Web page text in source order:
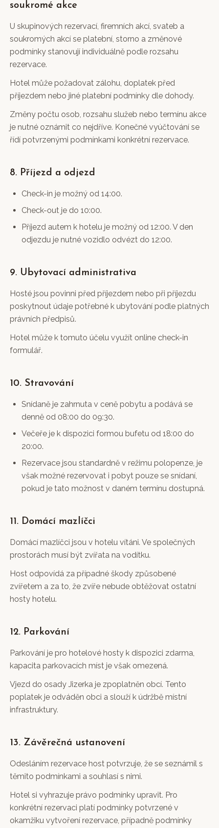
soukromé akce
U skupinových rezervací, firemních akcí, svateb a
soukromých akcí se platební, storno a změnové
podmínky stanovují individuálně podle rozsahu
rezervace.
Hotel může požadovat zálohu, doplatek před
příjezdem nebo jiné platební podmínky dle dohody.
Změny počtu osob, rozsahu služeb nebo termínu akce
je nutné oznámit co nejdříve. Konečné vyúčtování se
řídí potvrzenými podmínkami konkrétní rezervace.
8. Příjezd a odjezd
Check-in je možný od 14:00.
Check-out je do 10:00.
Příjezd autem k hotelu je možný od 12:00. V den
odjezdu je nutné vozidlo odvézt do 12:00.
9. Ubytovací administrativa
Hosté jsou povinni před příjezdem nebo při příjezdu
poskytnout údaje potřebné k ubytování podle platných
právních předpisů.
Hotel může k tomuto účelu využít online check-in
formulář.
10. Stravování
Snídaně je zahrnuta v ceně pobytu a podává se
denně od 08:00 do 09:30.
Večeře je k dispozici formou bufetu od 18:00 do
20:00.
Rezervace jsou standardně v režimu polopenze, je
však možné rezervovat i pobyt pouze se snídaní,
pokud je tato možnost v daném termínu dostupná.
11. Domácí mazlíčci
Domácí mazlíčci jsou v hotelu vítáni. Ve společných
prostorách musí být zvířata na vodítku.
Host odpovídá za případné škody způsobené
zvířetem a za to, že zvíře nebude obtěžovat ostatní
hosty hotelu.
12. Parkování
Parkování je pro hotelové hosty k dispozici zdarma,
kapacita parkovacích míst je však omezená.
Vjezd do osady Jizerka je zpoplatněn obcí. Tento
poplatek je odváděn obci a slouží k údržbě místní
infrastruktury.
13. Závěrečná ustanovení
Odesláním rezervace host potvrzuje, že se seznámil s
těmito podmínkami a souhlasí s nimi.
Hotel si vyhrazuje právo podmínky upravit. Pro
konkrétní rezervaci platí podmínky potvrzené v
okamžiku vytvoření rezervace, případně podmínky